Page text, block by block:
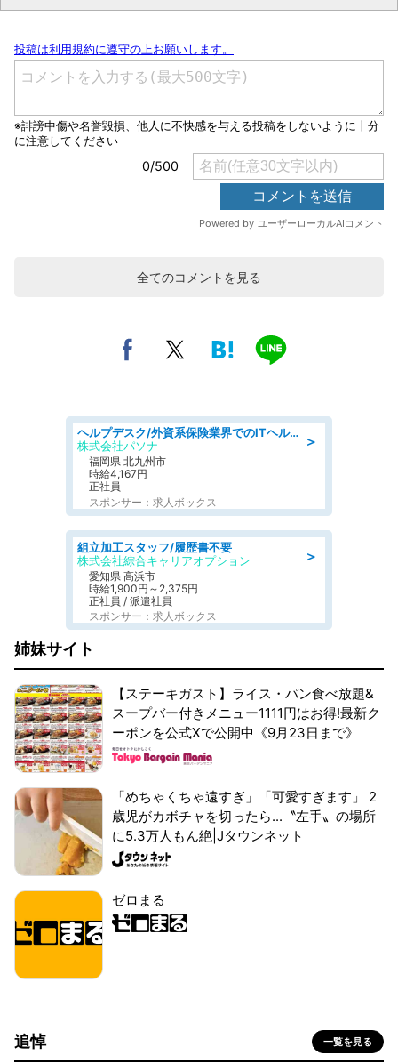
全てのコメントを見る
＞
ヘルプデスク/外資系保険業界でのITヘルプデスク業務/駅近/即日勤務可/ヘルプデスク
株式会社パソナ
福岡県 北九州市
時給4,167円
正社員
スポンサー：求人ボックス
＞
組立加工スタッフ/履歴書不要
株式会社綜合キャリアオプション
愛知県 高浜市
時給1,900円～2,375円
正社員 / 派遣社員
スポンサー：求人ボックス
姉妹サイト
【ステーキガスト】ライス・パン食べ放題&
スープバー付きメニュー1111円はお得!最新ク
ーポンを公式Xで公開中《9月23日まで》
「めちゃくちゃ遠すぎ」「可愛すぎます」 2
歳児がカボチャを切ったら...〝左手〟の場所
に5.3万人もん絶|Jタウンネット
ゼロまる
追悼 一覧を見る